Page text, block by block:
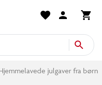
julgaver fra børn